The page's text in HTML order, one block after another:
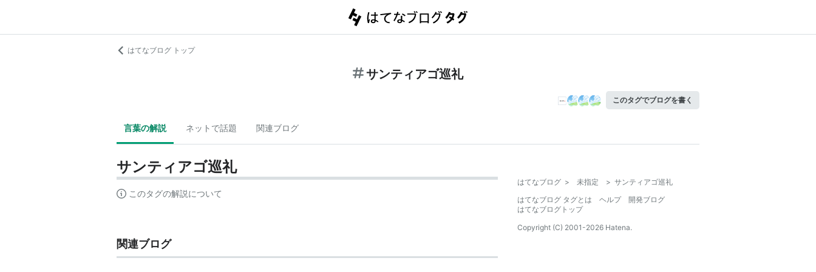
はてなブログ トップ
サンティアゴ巡礼
このタグでブログを書く
言葉の解説 ネットで話題 関連ブログ
サンティアゴ巡礼
このタグの解説について
関連ブログ
はてなブログ > 未指定 > サンティアゴ巡礼
はてなブログ タグとは
ヘルプ
開発ブログ
はてなブログトップ
Copyright (C) 2001-2026 Hatena.